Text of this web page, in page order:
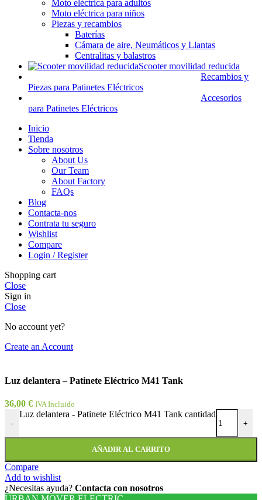
Moto eléctrica para adultos
Moto eléctrica para niños
Piezas y recambios
Baterías
Cámara de aire, Neumáticos y Llantas
Centralitas y balastros
Scooter movilidad reducida
Recambios y
Piezas para Patinetes Eléctricos
Accesorios
para Patinetes Eléctricos
Inicio
Tienda
Sobre nosotros
About Us
Our Team
About Factory
FAQs
Blog
Contacta-nos
Contrata tu seguro
Wishlist
Compare
Login / Register
Shopping cart
Close
Sign in
Close
No account yet?
Create an Account
Luz delantera – Patinete Eléctrico M41 Tank
36,00 € IVA Incluido
-
Luz delantera - Patinete Eléctrico M41 Tank cantidad
+
AÑADIR AL CARRITO
Compare
Add to wishlist
¿Necesitas ayuda? Contacta con nosotros